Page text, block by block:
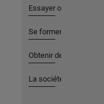
Essayer ou acheter
Se former
Obtenir de l'aide
La société